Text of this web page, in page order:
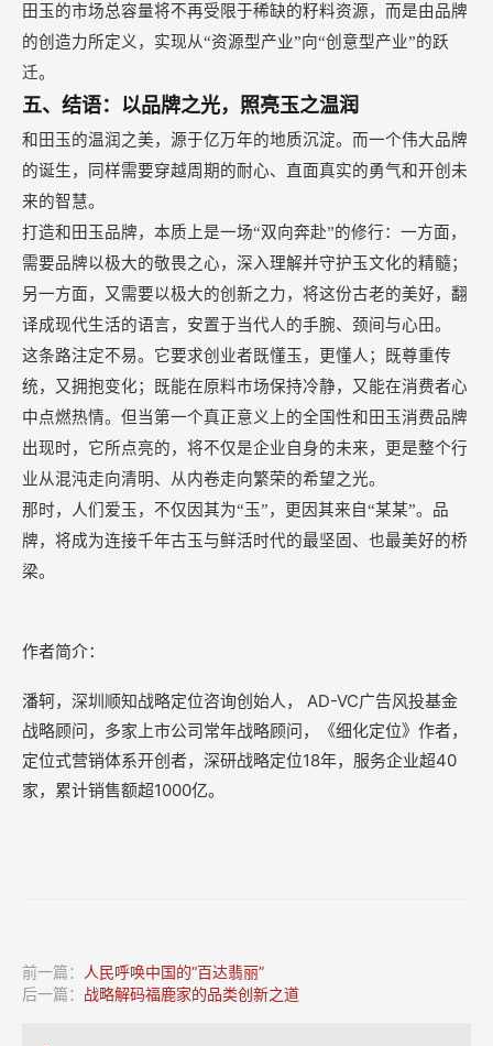
田玉的市场总容量将不再受限于稀缺的籽料资源，而是由品牌
的创造力所定义，实现从“资源型产业”向“创意型产业”的跃
迁。
五、结语：以品牌之光，照亮玉之温润
和田玉的温润之美，源于亿万年的地质沉淀。而一个伟大品牌
的诞生，同样需要穿越周期的耐心、直面真实的勇气和开创未
来的智慧。
打造和田玉品牌，本质上是一场“双向奔赴”的修行：一方面，
需要品牌以极大的敬畏之心，深入理解并守护玉文化的精髓；
另一方面，又需要以极大的创新之力，将这份古老的美好，翻
译成现代生活的语言，安置于当代人的手腕、颈间与心田。
这条路注定不易。它要求创业者既懂玉，更懂人；既尊重传
统，又拥抱变化；既能在原料市场保持冷静，又能在消费者心
中点燃热情。但当第一个真正意义上的全国性和田玉消费品牌
出现时，它所点亮的，将不仅是企业自身的未来，更是整个行
业从混沌走向清明、从内卷走向繁荣的希望之光。
那时，人们爱玉，不仅因其为“玉”，更因其来自“某某”。品
牌，将成为连接千年古玉与鲜活时代的最坚固、也最美好的桥
梁。
作者简介：
潘轲，深圳顺知战略定位咨询创始人， AD-VC广告风投基金
战略顾问，多家上市公司常年战略顾问，《细化定位》作者，
定位式营销体系开创者，深研战略定位18年，服务企业超40
家，累计销售额超1000亿。
前一篇：
人民呼唤中国的“百达翡丽”
后一篇： 战略解码福鹿家的品类创新之道